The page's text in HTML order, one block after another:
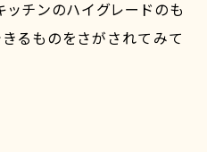
ッチンのハイグレードのも
るものをさがされてみて